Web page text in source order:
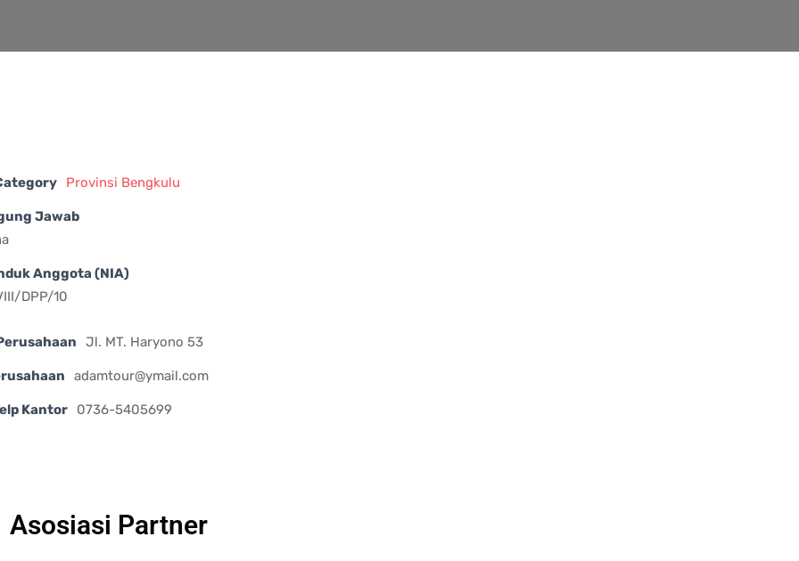
Provinsi Bengkulu
Jawab
Anggota (NIA)
DPP/10
Jl. MT. Haryono 53
adamtour@ymail.com
Kantor 0736-5405699
Asosiasi Partner